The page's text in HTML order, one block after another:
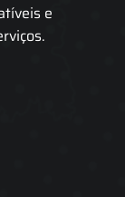
e